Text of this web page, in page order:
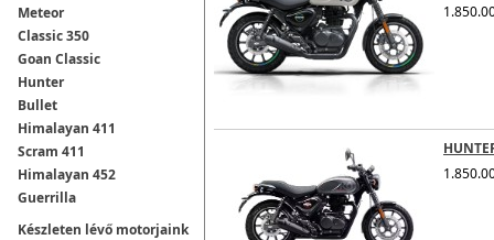
Meteor
Classic 350
Goan Classic
Hunter
Bullet
Himalayan 411
Scram 411
Himalayan 452
Guerrilla
Készleten lévő motorjaink